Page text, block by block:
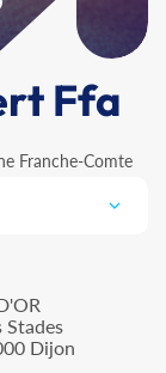
Ffa
Franche-Comte
Stades
Dijon